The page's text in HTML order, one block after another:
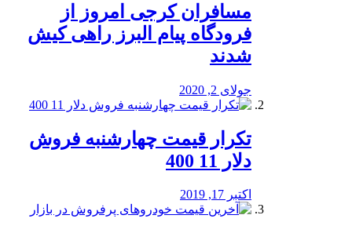
مسافران کرجی امروز از
فرودگاه پیام البرز راهی کیش
شدند
جولای 2, 2020
تکرار قیمت چهارشنبه فروش
دلار 11 400
اکتبر 17, 2019